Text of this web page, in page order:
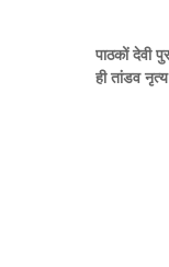
पाठकों देवी
ही तांडव